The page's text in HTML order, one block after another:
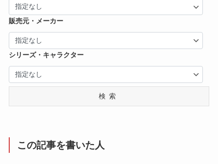
販売元・メーカー
シリーズ・キャラクター
検索
この記事を書いた人